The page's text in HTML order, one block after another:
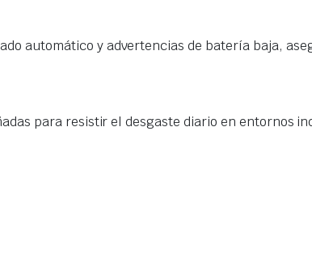
automático y advertencias de batería baja,
para resistir el desgaste diario en entornos